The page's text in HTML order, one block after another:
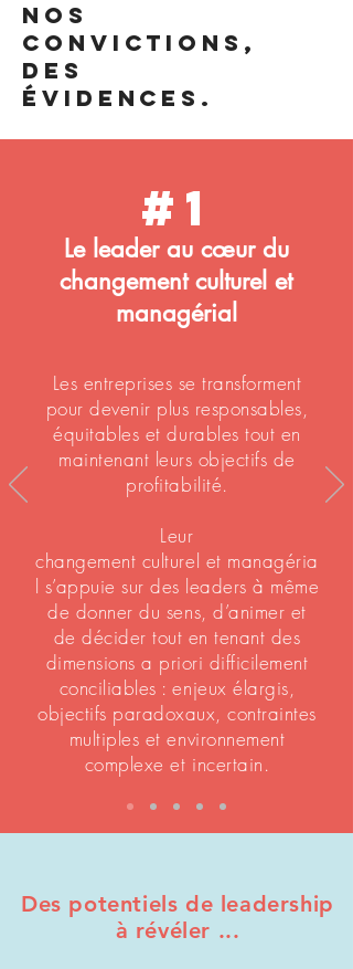
NOS
CONVICTIONS,
DES
ÉVIDENCES.
#1
Le leader au cœur du
changement culturel et
managérial
Les entreprises se transforment
pour devenir plus responsables,
équitables et durables tout en
maintenant leurs objectifs de
profitabilité.
Leur
changement culturel et managéria
l s’appuie sur des leaders à même
de donner du sens, d’animer et
de décider tout en tenant des
dimensions a priori difficilement
conciliables : enjeux élargis,
objectifs paradoxaux, contraintes
multiples et environnement
complexe et incertain.
Des potentiels de leadership
à révéler ...